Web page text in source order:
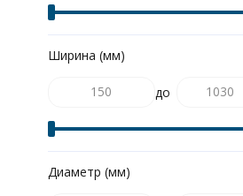
Ширина (мм)
до
Диаметр (мм)